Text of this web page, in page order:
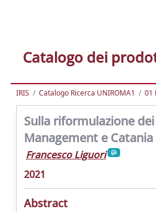
Catalogo dei
IRIS Catalogo Ricerca UNIROMA1 01
Sulla riformulazione
Management e
Francesco Liguori
2021
Abstract